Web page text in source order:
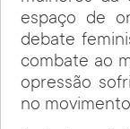
espaço de
debate
combate ao
opressão
no